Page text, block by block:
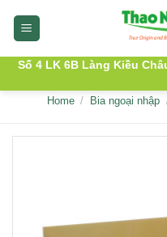
Số 4 LK 6B Làng Kiều
Home / Bia ngoại nhập